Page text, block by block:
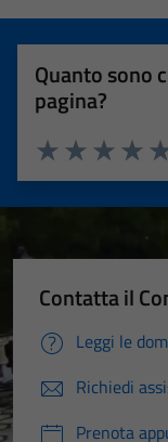
Quanto sono
pagina?
Valuta 3
Valuta 2
Valuta 1 stelle su
Contatta il
Leggi le
Richiedi
Prenota